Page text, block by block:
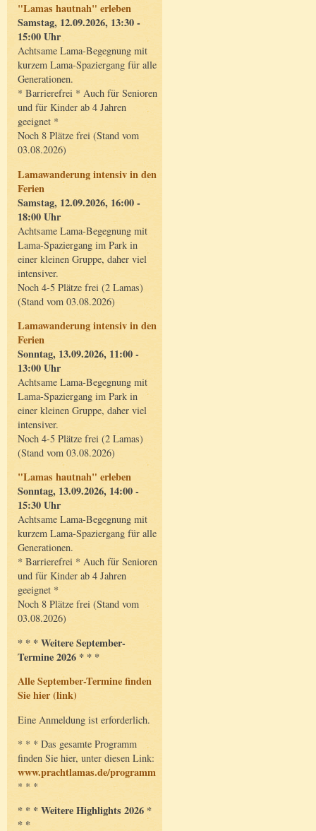
"Lamas hautnah" erleben
Samstag, 12.09.2026, 13:30 -
15:00 Uhr
Achtsame Lama-Begegnung mit
kurzem Lama-Spaziergang für alle
Generationen.
* Barrierefrei * Auch für Senioren
und für Kinder ab 4 Jahren
geeignet *
Noch 8 Plätze frei (Stand vom
03.08.2026)
Lamawanderung intensiv in den
Ferien
Samstag, 12.09.2026, 16:00 -
18:00 Uhr
Achtsame Lama-Begegnung mit
Lama-Spaziergang im Park in
einer kleinen Gruppe, daher viel
intensiver.
Noch 4-5 Plätze frei (2 Lamas)
(Stand vom 03.08.2026)
Lamawanderung intensiv in den
Ferien
Sonntag, 13.09.2026, 11:00 -
13:00 Uhr
Achtsame Lama-Begegnung mit
Lama-Spaziergang im Park in
einer kleinen Gruppe, daher viel
intensiver.
Noch 4-5 Plätze frei (2 Lamas)
(Stand vom 03.08.2026)
"Lamas hautnah" erleben
Sonntag, 13.09.2026, 14:00 -
15:30 Uhr
Achtsame Lama-Begegnung mit
kurzem Lama-Spaziergang für alle
Generationen.
* Barrierefrei * Auch für Senioren
und für Kinder ab 4 Jahren
geeignet *
Noch 8 Plätze frei (Stand vom
03.08.2026)
* * * Weitere September-
Termine 2026 * * *
Alle September-Termine finden
Sie hier (link)
Eine Anmeldung ist erforderlich.
* * * Das gesamte Programm
finden Sie hier, unter diesen Link:
www.prachtlamas.de/programm
* * *
* * * Weitere Highlights 2026 *
* *